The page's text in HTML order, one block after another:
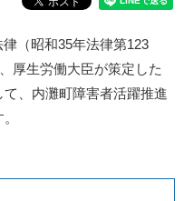
（昭和35年法律第123
厚生労働大臣が策定した
、内灘町障害者活躍推進